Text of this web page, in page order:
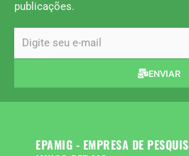
publicações.
ENVIAR
EPAMIG - EMPRESA DE